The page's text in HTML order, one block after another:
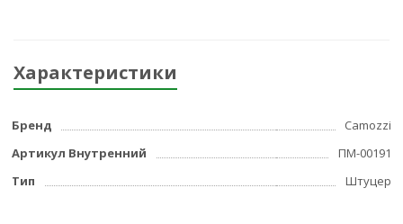
Характеристики
Бренд
Camozzi
Артикул Внутренний
ПМ-00191
Тип
Штуцер